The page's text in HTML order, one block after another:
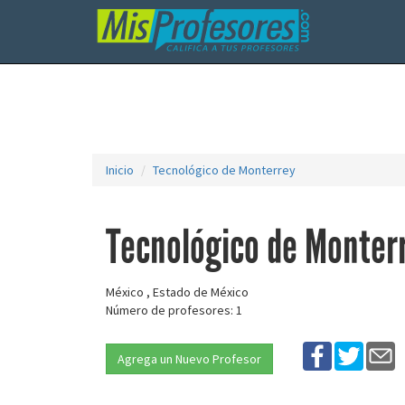
Inicio Tecnológico de Monterrey
Tecnológico de
México , Estado de México
Número de profesores: 1
Agrega un Nuevo Profesor